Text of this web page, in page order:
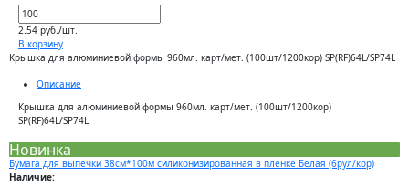
2.54 руб./шт.
В корзину
Крышка для алюминиевой формы 960мл. карт/мет. (100шт/1200кор) SP(RF)64L/SP74L
Описание
Крышка для алюминиевой формы 960мл. карт/мет. (100шт/1200кор)
SP(RF)64L/SP74L
Новинка
Бумага для выпечки 38см*100м силиконизированная в пленке Белая (6рул/кор)
Наличие: